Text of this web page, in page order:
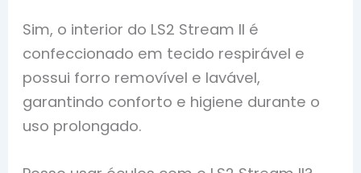
Sim, o interior do LS2 Stream II é
confeccionado em tecido respirável e
possui forro removível e lavável,
garantindo conforto e higiene durante o
uso prolongado.